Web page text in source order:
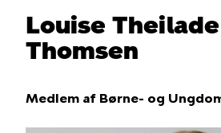
her
Louise Theilade
Thomsen
Medlem af Børne- og